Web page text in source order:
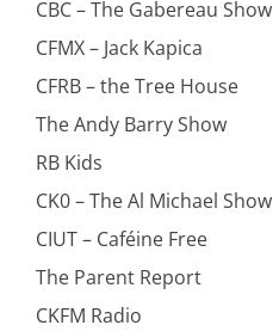
CBC – The Gabereau Show
CFMX – Jack Kapica
CFRB – the Tree House
The Andy Barry Show
RB Kids
CK0 – The Al Michael Show
CIUT – Caféine Free
The Parent Report
CKFM Radio